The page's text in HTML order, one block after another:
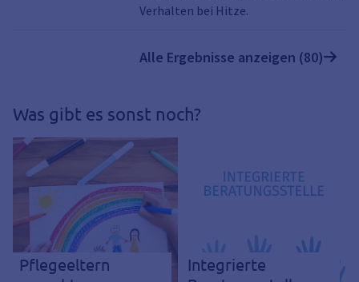
Verhalten bei Hitze.
Alle Ergebnisse anzeigen (80)
Was gibt es sonst noch?
Pflegeeltern
Integrierte